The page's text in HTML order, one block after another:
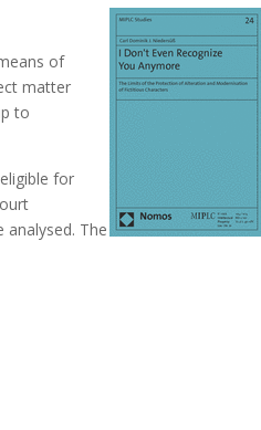
of
matter
to
for
The